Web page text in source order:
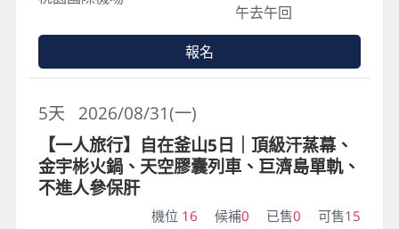
午去午回
報名
2026/08/31(一)
5天
【一人旅行】自在釜山5日｜頂級汗蒸幕、
金宇彬火鍋、天空膠囊列車、巨濟島單軌、
不進人參保肝
機位 16 候補0 已售0 可售15